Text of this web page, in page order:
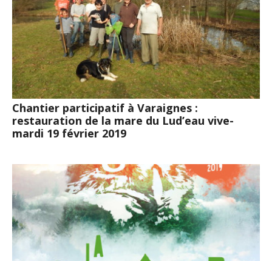
Chantier participatif à Varaignes :
restauration de la mare du Lud’eau vive-
mardi 19 février 2019